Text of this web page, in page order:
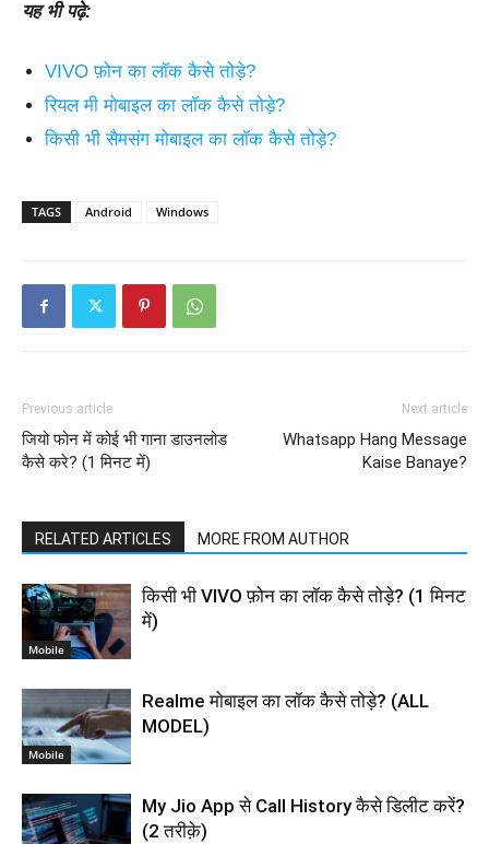
यह भी पढ़े:
VIVO फ़ोन का लॉक कैसे तोड़े?
रियल मी मोबाइल का लॉक कैसे तोड़े?
किसी भी सैमसंग मोबाइल का लॉक कैसे तोड़े?
TAGS Android Windows
Previous article
जियो फोन में कोई भी गाना डाउनलोड
कैसे करे? (1 मिनट में)
Next article
Whatsapp Hang Message
Kaise Banaye?
RELATED ARTICLES MORE FROM AUTHOR
Mobile
किसी भी VIVO फ़ोन का लॉक कैसे तोड़े? (1 मिनट
में)
Mobile
Realme मोबाइल का लॉक कैसे तोड़े? (ALL
MODEL)
My Jio App से Call History कैसे डिलीट करें?
(2 तरीक़े)